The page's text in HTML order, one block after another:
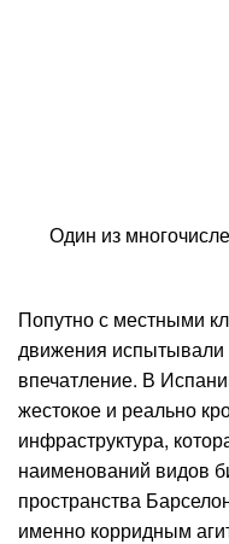
Один из
Попутно с местными
движения
впечатление. В
жестокое и реально
инфраструктура,
наименований видов
пространства
именно корридным